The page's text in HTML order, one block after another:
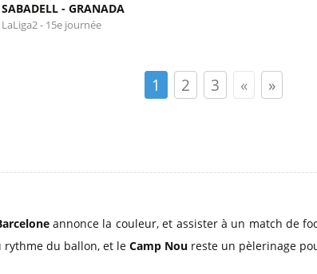
SABADELL - GRANADA
LaLiga2 - 15e journée
1 2 3 « »
annonce la couleur, et assister à un match de
du ballon, et le Camp Nou reste un pèlerinage